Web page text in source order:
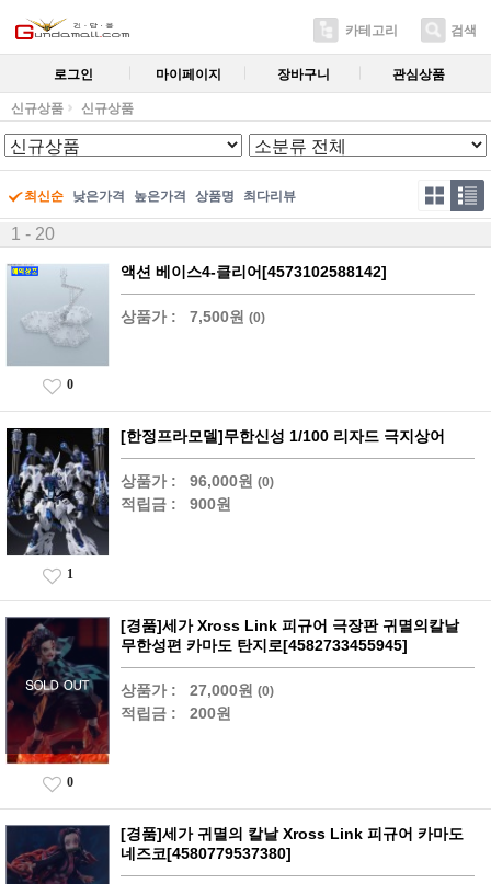
카테고리 검색
로그인 마이페이지 장바구니 관심상품
신규상품 신규상품
최신순 낮은가격 높은가격 상품명 최다리뷰
1 - 20
액션 베이스4-클리어[4573102588142]
상품가 : 7,500원 (0)
0
[한정프라모델]무한신성 1/100 리자드 극지상어
상품가 : 96,000원 (0)
적립금 : 900원
1
[경품]세가 Xross Link 피규어 극장판 귀멸의칼날
무한성편 카마도 탄지로[4582733455945]
상품가 : 27,000원 (0)
적립금 : 200원
0
[경품]세가 귀멸의 칼날 Xross Link 피규어 카마도
네즈코[4580779537380]